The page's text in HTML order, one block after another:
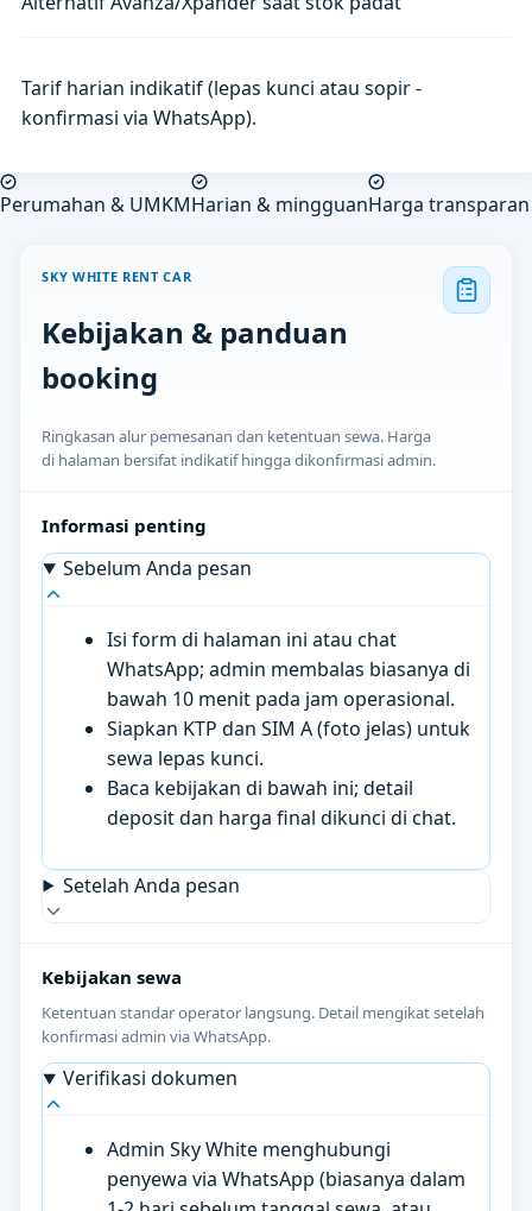
Tarif harian indikatif (lepas kunci atau sopir -
konfirmasi via WhatsApp).
Perumahan & UMKMHarian & mingguanHarga transparan
SKY WHITE RENT CAR
Kebijakan & panduan
booking
Ringkasan alur pemesanan dan ketentuan sewa. Harga
di halaman bersifat indikatif hingga dikonfirmasi admin.
Informasi penting
Sebelum Anda pesan
Isi form di halaman ini atau chat
WhatsApp; admin membalas biasanya di
bawah 10 menit pada jam operasional.
Siapkan KTP dan SIM A (foto jelas) untuk
sewa lepas kunci.
Baca kebijakan di bawah ini; detail
deposit dan harga final dikunci di chat.
Setelah Anda pesan
Kebijakan sewa
Ketentuan standar operator langsung. Detail mengikat setelah
konfirmasi admin via WhatsApp.
Verifikasi dokumen
Admin Sky White menghubungi
penyewa via WhatsApp (biasanya dalam